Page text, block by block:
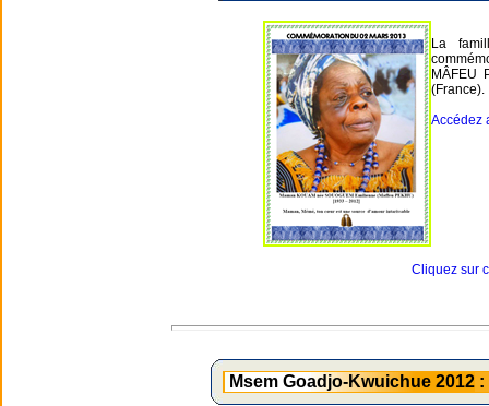
La
MÂFEU
(France).
Accédez
Cliquez sur
Msem Goadjo-Kwuichue 2012